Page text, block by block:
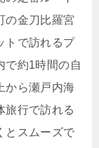
の金刀比羅宮
トで訪れるプ
で約1時間の自
から瀬戸内海
旅行で訪れる
とスムーズで